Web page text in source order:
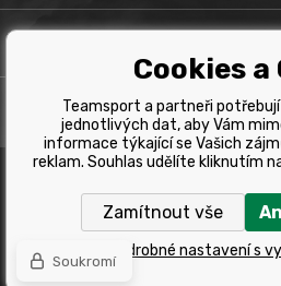
Obchodní podmínky
Splátkový prodej
Reklamace
Tabulka velikostí kol
Tabulka velikostí oblečení
Výběr správného kola
PRODEJNA
Team Sport - Tomáš Binar
Dlouhá 1228/44C
Havířov
Copyright © 2019 Team Sport
Tvorbu webové stránky
Cookies a
Teamsport a partneři
jednotlivých dat, aby Vám
informace týkající se Vašich
reklam. Souhlas udělíte kliknutím
Zamítnout vše
Podrobné nastavení s
Soukromí